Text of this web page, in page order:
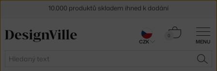
MENU
Hledat
0
Košík
30 dní na vrácení zbožíCZK